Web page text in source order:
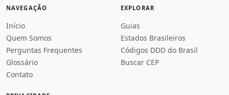
NAVEGAÇÃO
Início
Quem Somos
Perguntas Frequentes
Glossário
Contato
EXPLORAR
Guias
Estados Brasileiros
Códigos DDD do Brasil
Buscar CEP